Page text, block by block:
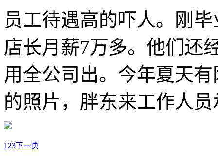
员工待遇高的吓人。刚
店长月薪7万多。他们还
用全公司出。今年夏天
的照片，胖东来工作人
1 23下一页